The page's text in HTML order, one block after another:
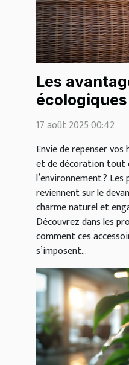
Les
esthétiques
17 août 2025 00:42
Envie de repenser
et de décoration tout
l’environnement ?
reviennent sur le
charme naturel et
Découvrez dans les
comment ces
s’imposent...